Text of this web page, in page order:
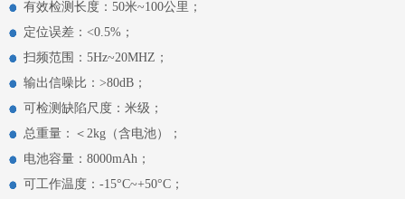
有效检测长度：50米~100公里；
定位误差：<0.5%；
扫频范围：5Hz~20MHZ；
输出信噪比：>80dB；
可检测缺陷尺度：米级；
总重量：＜2kg（含电池）；
电池容量：8000mAh；
可工作温度：-15°C~+50°C；